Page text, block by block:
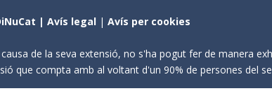
|Avís legal |Avís per cookies
de la seva extensió, no s'ha pogut fer de manera
que compta amb al voltant d'un 90% de persones del